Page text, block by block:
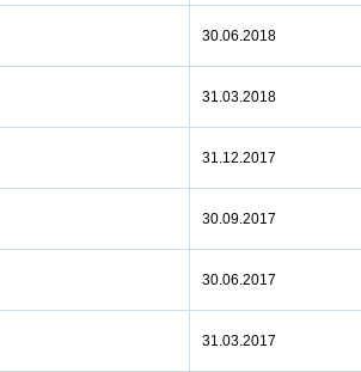
30.06.2018
31.03.2018
31.12.2017
30.09.2017
30.06.2017
31.03.2017